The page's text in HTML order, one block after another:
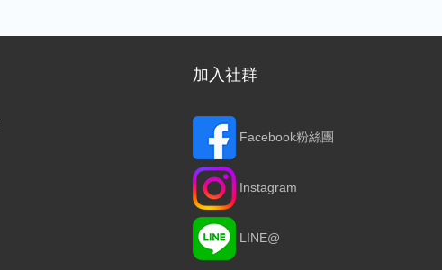
加入社群
Facebook粉絲團
Instagram
LINE@